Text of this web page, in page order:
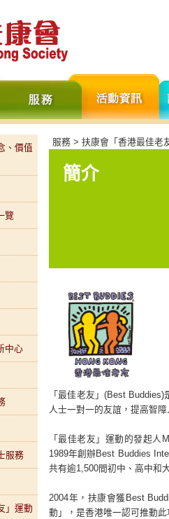
關
們
活
訊
、價值
覽
中心
服務
」運動
服務 > 扶康會「香港最佳老
簡介
「最佳老友」(Best
人士一對一的友誼，提高智
「最佳老友」運動的發起人
1989年創辦Best Buddies
共有逾1,500間初中、高中和
2004年，扶康會獲Best
動」，是香港唯一認可推動此